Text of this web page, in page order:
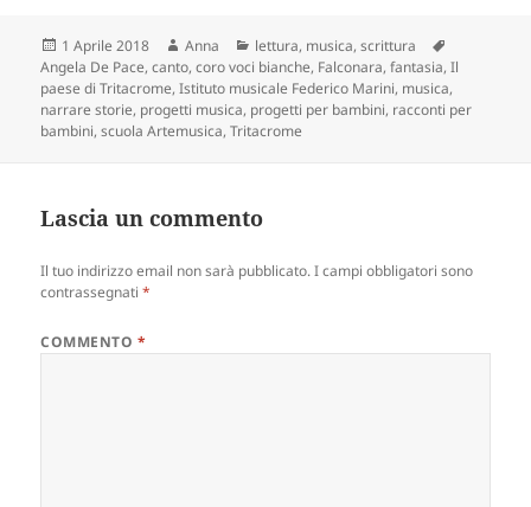
Scritto
il
1 Aprile 2018 Autore
Anna Categorie
lettura, musica,scrittura
Angela De Pace,canto,coro voci bianche, Falconara,fantasia,Il
paese di Tritacrome,Istituto musicale Federico Marini, musica,
narrare storie, progetti musica, progetti per bambini, racconti per
bambini,scuola Artemusica,Tritacrome
Lascia un commento
Il tuo indirizzo email non sarà pubblicato. I campi obbligatori sono
contrassegnati*
COMMENTO *